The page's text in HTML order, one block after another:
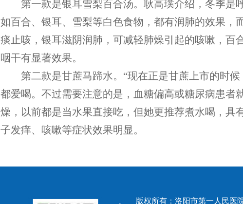
第一款是银耳雪梨百合汤。耿高璞介绍，冬季是
如百合、银耳、雪梨等白色食物，都有润肺的效果
痰止咳，银耳滋阴润肺，可减轻肺燥引起的咳嗽，百
咽干有显著效果。
第二款是甘蔗马蹄水。 “现在正是甘蔗上市的时
都爱喝。不过需要注意的是，血糖偏高或糖尿病患者
燥，以前都是当水果直接吃，但她更推荐煮水喝，
子发痒、咳嗽等症状效果明显。
版权所有：洛阳市第一人民医